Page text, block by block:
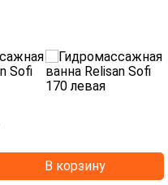
В корзину